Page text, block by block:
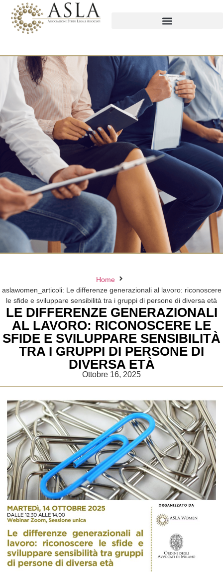
Home
aslawomen_articoli: Le differenze generazionali al lavoro: riconoscere
le sfide e sviluppare sensibilità tra i gruppi di persone di diversa età
LE DIFFERENZE GENERAZIONALI
AL LAVORO: RICONOSCERE LE
SFIDE E SVILUPPARE SENSIBILITÀ
TRA I GRUPPI DI PERSONE DI
DIVERSA ETÀ
Ottobre 16, 2025